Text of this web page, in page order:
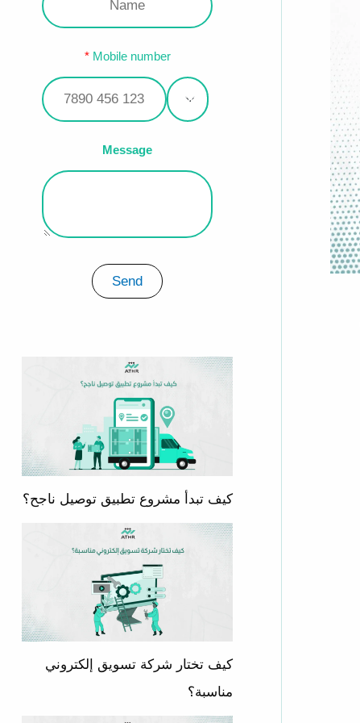
Mobile number
Message
Send
كيف تبدأ مشروع تطبيق توصيل ناجح؟
كيف تختار شركة تسويق إلكتروني
مناسبة؟